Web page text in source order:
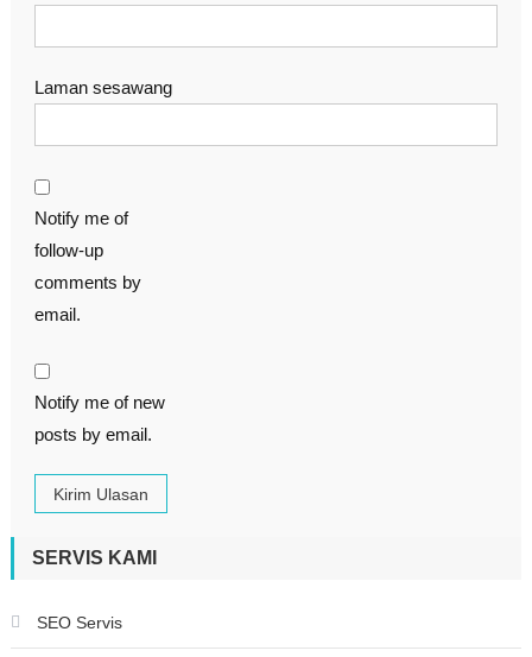
Laman sesawang
Notify me of
follow-up
comments by
email.
Notify me of new
posts by email.
SERVIS KAMI
SEO Servis